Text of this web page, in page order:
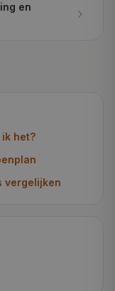
en
ik het?
vergelijken